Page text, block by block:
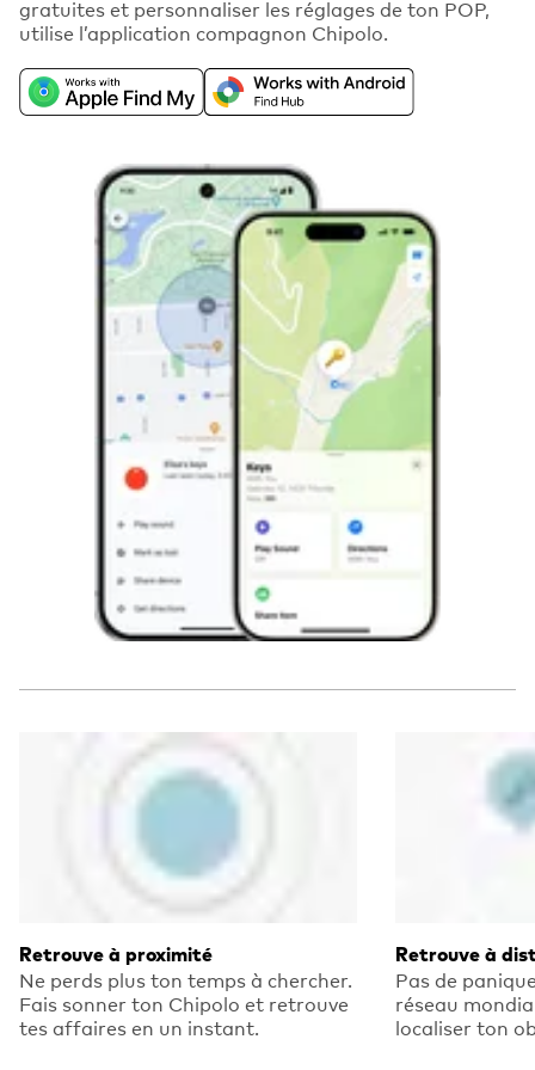
gratuites et personnaliser les réglages de ton POP,
utilise l’application compagnon Chipolo.
Retrouve à proximité
Ne perds plus ton temps à chercher.
Fais sonner ton Chipolo et retrouve
tes affaires en un instant.
Retrouve à
Pas de
réseau
localiser ton